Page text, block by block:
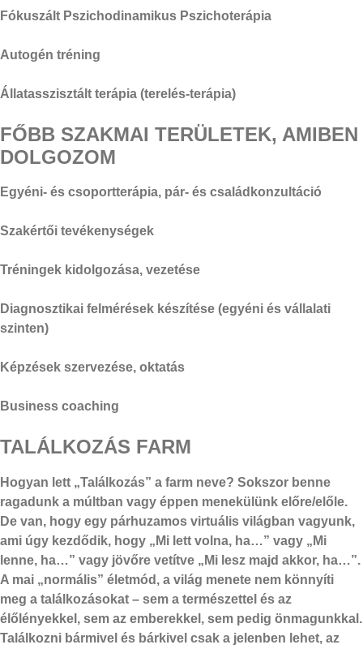
Fókuszált Pszichodinamikus Pszichoterápia
Autogén tréning
Állatasszisztált terápia (terelés-terápia)
FŐBB SZAKMAI TERÜLETEK, AMIBEN
DOLGOZOM
Egyéni- és csoportterápia, pár- és családkonzultáció
Szakértői tevékenységek
Tréningek kidolgozása, vezetése
Diagnosztikai felmérések készítése (egyéni és vállalati
szinten)
Képzések szervezése, oktatás
Business coaching
TALÁLKOZÁS FARM
Hogyan lett „Találkozás” a farm neve? Sokszor benne
ragadunk a múltban vagy éppen menekülünk előre/előle.
De van, hogy egy párhuzamos virtuális világban vagyunk,
ami úgy kezdődik, hogy „Mi lett volna, ha…” vagy „Mi
lenne, ha…” vagy jövőre vetítve „Mi lesz majd akkor, ha…”.
A mai „normális” életmód, a világ menete nem könnyíti
meg a találkozásokat – sem a természettel és az
élőlényekkel, sem az emberekkel, sem pedig önmagunkkal.
Találkozni bármivel és bárkivel csak a jelenben lehet, az